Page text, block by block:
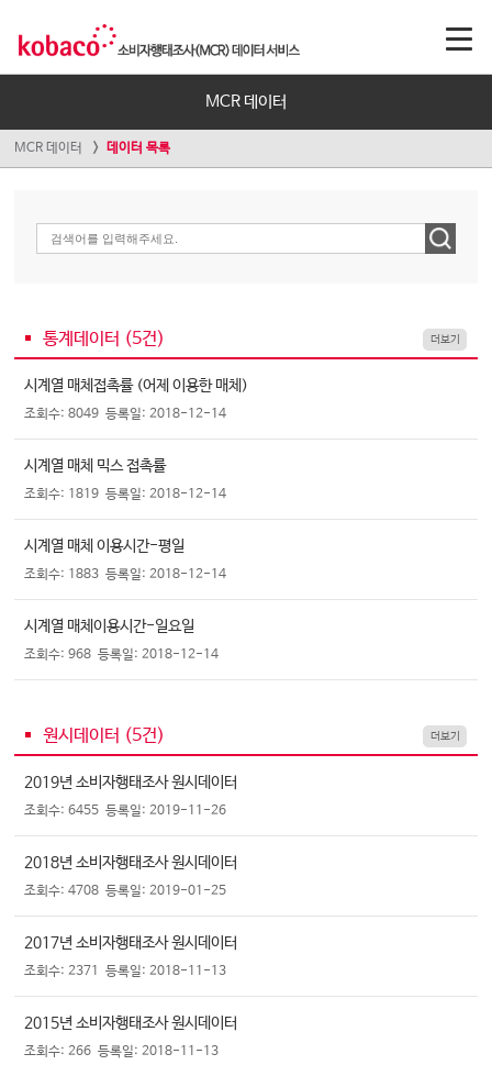
MCR 데이터
MCR 데이터 데이터 목록
통계데이터 (5건) 더보기
시계열 매체접촉률 (어제 이용한 매체)
조회수: 8049 등록일: 2018-12-14
시계열 매체 믹스 접촉률
조회수: 1819 등록일: 2018-12-14
시계열 매체 이용시간-평일
조회수: 1883 등록일: 2018-12-14
시계열 매체이용시간-일요일
조회수: 968 등록일: 2018-12-14
원시데이터 (5건) 더보기
2019년 소비자행태조사 원시데이터
조회수: 6455 등록일: 2019-11-26
2018년 소비자행태조사 원시데이터
조회수: 4708 등록일: 2019-01-25
2017년 소비자행태조사 원시데이터
조회수: 2371 등록일: 2018-11-13
2015년 소비자행태조사 원시데이터
조회수: 266 등록일: 2018-11-13